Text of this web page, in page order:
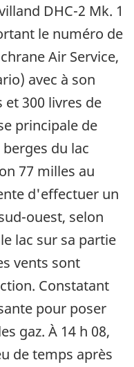
DHC-2 Mk. 1
le numéro de
Air Service,
avec à son
et 300 livres de
principale de
du lac
77 milles au
d'effectuer un
ouest, selon
lac sur sa partie
vents sont
Constatant
pour poser
gaz. À 14 h 08,
de temps après